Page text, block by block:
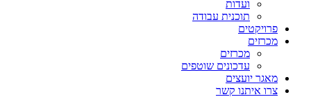
ועדות
תוכנית עבודה
פרויקטים
מכרזים
מכרזים
עדכונים שוטפים
מאגר יועצים
צרו איתנו קשר